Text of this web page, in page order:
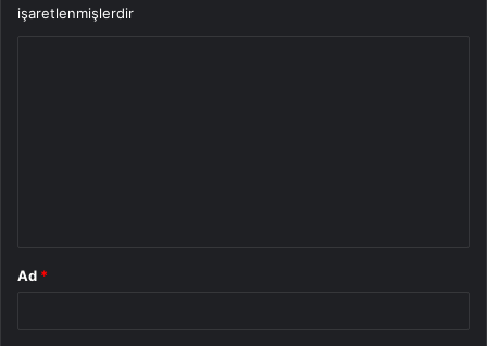
işaretlenmişlerdir
Ad *